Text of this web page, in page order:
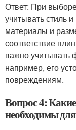
Ответ: При
учитывать стиль
материалы и
соответствие
важно учитывать
например, его
повреждениям.
Вопрос 4:
необходимы